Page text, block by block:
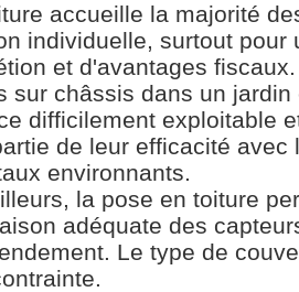
accueille la majorité
individuelle, surtout pour
et d'avantages
sur châssis dans un
difficilement exploitable
de leur efficacité avec
environnants.
la pose en toiture
adéquate des
Le type de